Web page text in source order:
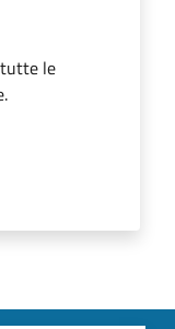
tutte le